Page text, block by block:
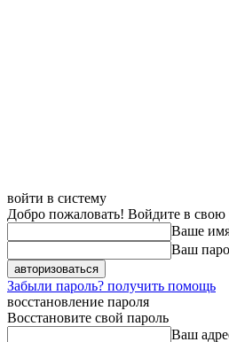
войти в систему
Добро пожаловать! Войдите в свою
Ваше имя
Ваш
Забыли пароль? получить помощь
восстановление пароля
Восстановите свой пароль
Ваш